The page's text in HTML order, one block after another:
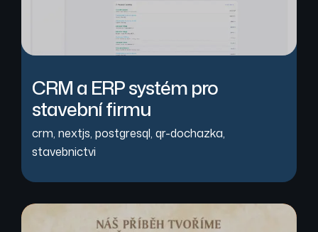
CRM a ERP systém pro
stavební firmu
crm, nextjs, postgresql, qr-dochazka,
stavebnictvi